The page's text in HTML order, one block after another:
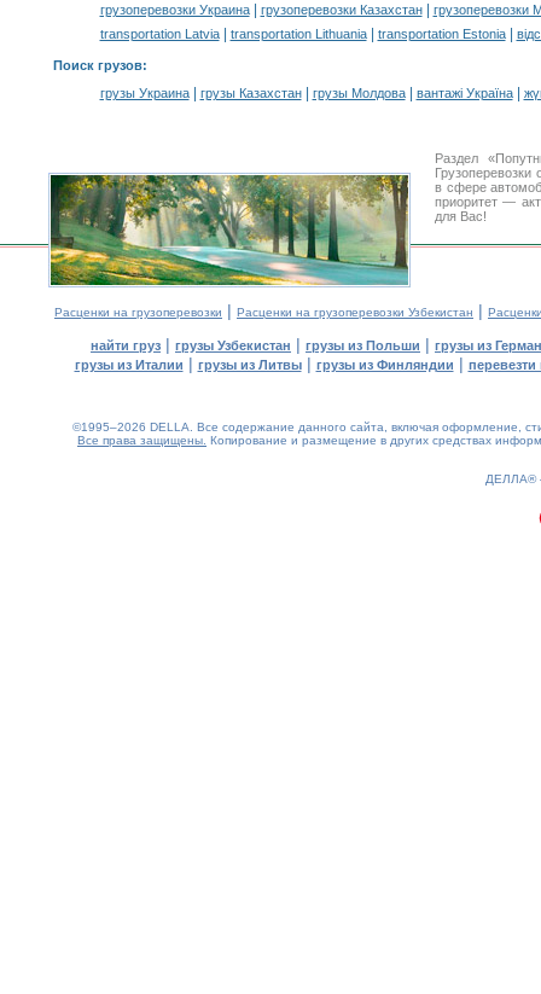
грузоперевозки Украина| грузоперевозки Казахстан|
грузоперевозки
transportation Latvia| transportation Lithuania| transportation Estonia|
Поиск грузов:
грузы Украина| грузы Казахстан| грузы Молдова| вантажі Україна|
Раздел
в сфере
приоритет —
для Вас!
Расценки на грузоперевозки | Расценки на грузоперевозки Узбекистан |
найти груз | грузы Узбекистан | грузы из Польши | грузы из
грузы из Италии | грузы из Литвы| грузы из Финляндии | перевезти
©1995–2026 DELLA. Все содержание данного сайта, включая оформление,
Все права защищены. Копирование и размещение в других средствах